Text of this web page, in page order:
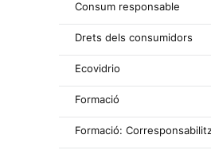
Consum responsable
Drets dels consumidors
Ecovidrio
Formació
Formació: